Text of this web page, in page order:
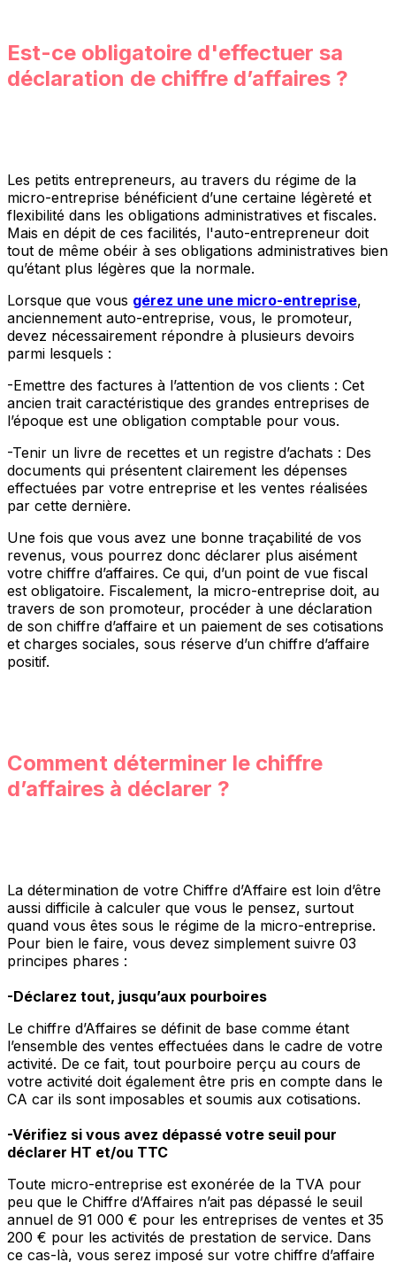
Est-ce obligatoire d'effectuer sa
déclaration de chiffre d’affaires ?
Les petits entrepreneurs, au travers du régime de la
micro-entreprise bénéficient d’une certaine légèreté et
flexibilité dans les obligations administratives et fiscales.
Mais en dépit de ces facilités, l'auto-entrepreneur doit
tout de même obéir à ses obligations administratives bien
qu’étant plus légères que la normale.
Lorsque que vous gérez une une micro-entreprise,
anciennement auto-entreprise, vous, le promoteur,
devez nécessairement répondre à plusieurs devoirs
parmi lesquels :
-Emettre des factures à l’attention de vos clients : Cet
ancien trait caractéristique des grandes entreprises de
l’époque est une obligation comptable pour vous.
-Tenir un livre de recettes et un registre d’achats : Des
documents qui présentent clairement les dépenses
effectuées par votre entreprise et les ventes réalisées
par cette dernière.
Une fois que vous avez une bonne traçabilité de vos
revenus, vous pourrez donc déclarer plus aisément
votre chiffre d’affaires. Ce qui, d’un point de vue fiscal
est obligatoire. Fiscalement, la micro-entreprise doit, au
travers de son promoteur, procéder à une déclaration
de son chiffre d’affaire et un paiement de ses cotisations
et charges sociales, sous réserve d’un chiffre d’affaire
positif.
Comment déterminer le chiffre
d’affaires à déclarer ?
La détermination de votre Chiffre d’Affaire est loin d’être
aussi difficile à calculer que vous le pensez, surtout
quand vous êtes sous le régime de la micro-entreprise.
Pour bien le faire, vous devez simplement suivre 03
principes phares :
-Déclarez tout, jusqu’aux pourboires
Le chiffre d’Affaires se définit de base comme étant
l’ensemble des ventes effectuées dans le cadre de votre
activité. De ce fait, tout pourboire perçu au cours de
votre activité doit également être pris en compte dans le
CA car ils sont imposables et soumis aux cotisations.
-Vérifiez si vous avez dépassé votre seuil pour
déclarer HT et/ou TTC
Toute micro-entreprise est exonérée de la TVA pour
peu que le Chiffre d’Affaires n’ait pas dépassé le seuil
annuel de 91 000 € pour les entreprises de ventes et 35
200 € pour les activités de prestation de service. Dans
ce cas-là, vous serez imposé sur votre chiffre d’affaire